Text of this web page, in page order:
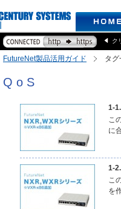
ク
FutureNet製品活用ガイド タグ
QoS
1-
こ
に
1-
こ
を